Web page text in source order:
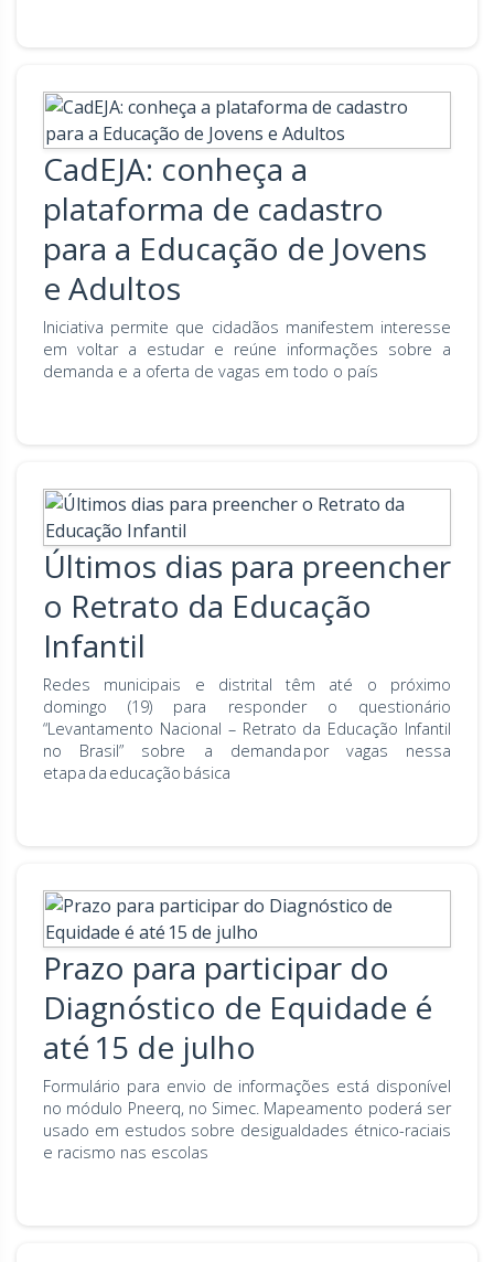
CadEJA: conheça a
plataforma de cadastro
para a Educação de Jovens
e Adultos
Iniciativa permite que cidadãos manifestem interesse
em voltar a estudar e reúne informações sobre a
demanda e a oferta de vagas em todo o país
Últimos dias para preencher
o Retrato da Educação
Infantil
Redes municipais e distrital têm até o próximo
domingo (19) para responder o questionário
“Levantamento Nacional – Retrato da Educação Infantil
no Brasil” sobre a demanda por vagas nessa
etapa da educação básica
Prazo para participar do
Diagnóstico de Equidade é
até 15 de julho
Formulário para envio de informações está disponível
no módulo Pneerq, no Simec. Mapeamento poderá ser
usado em estudos sobre desigualdades étnico-raciais
e racismo nas escolas